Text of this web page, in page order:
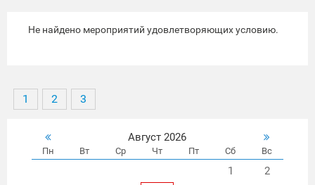
Не найдено мероприятий удовлетворяющих условию.
1 2 3
Август 2026
Пн Вт Ср Чт Пт Сб Вс
1
2